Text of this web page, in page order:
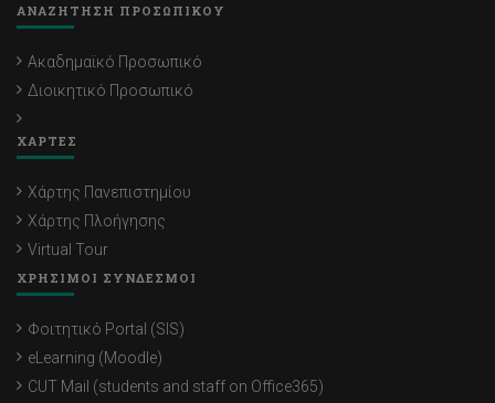
ΑΝΑΖΗΤΗΣΗ ΠΡΟΣΩΠΙΚΟΥ
Ακαδημαϊκό Προσωπικό
Διοικητικό Προσωπικό
ΧΑΡΤΕΣ
Χάρτης Πανεπιστημίου
Χάρτης Πλοήγησης
Virtual Tour
ΧΡΗΣΙΜΟΙ ΣΥΝΔΕΣΜΟΙ
Φοιτητικό Portal (SIS)
eLearning (Moodle)
CUT Mail (students and staff on Office365)